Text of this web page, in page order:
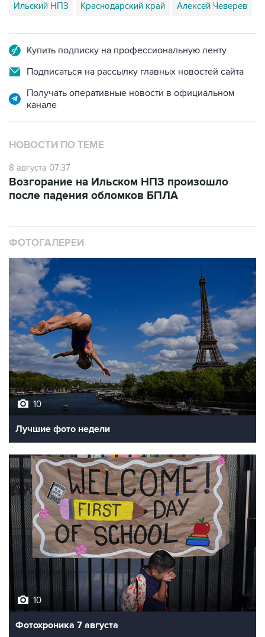
Ильский НПЗ Краснодарский край Алексей Чеверев
Купить подписку на профессиональную ленту
Подписаться на рассылку главных новостей сайта
Получать оперативные новости в официальном
канале
НОВОСТИ ПО ТЕМЕ
8 августа 07:37
Возгорание на Ильском НПЗ произошло
после падения обломков БПЛА
ФОТОГАЛЕРЕИ
10
Лучшие фото недели
10
Фотохроника 7 августа